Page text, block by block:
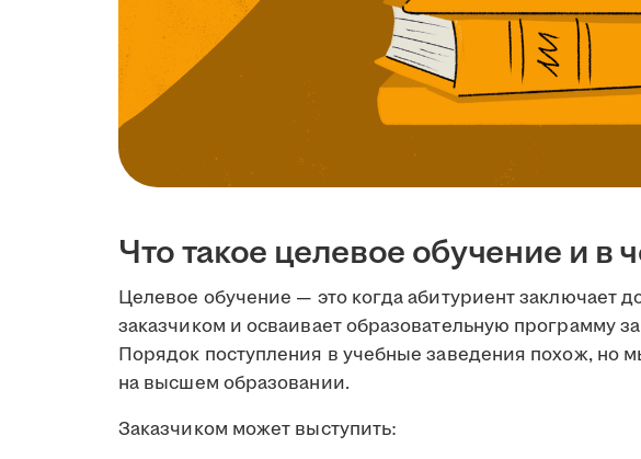
Что такое целевое обучение и в
Целевое обучение — это когда абитуриент заключает
заказчиком и осваивает образовательную программу
Порядок поступления в учебные заведения похож, но
на высшем образовании.
Заказчиком может выступить: